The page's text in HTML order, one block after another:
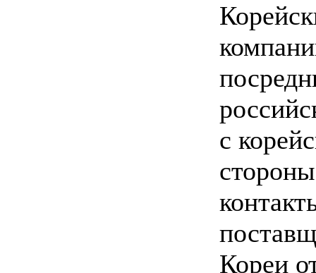
с
Кореи